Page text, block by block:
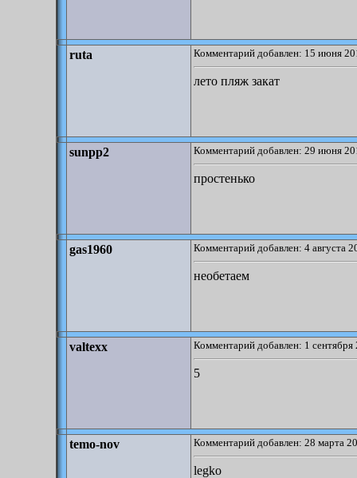
ruta Комментарий добавлен: 15 июня
лето пляж закат
sunpp2 Комментарий добавлен: 29 июня
простенько
gas1960 Комментарий добавлен: 4 августа
необетаем
valtexx Комментарий добавлен: 1
5
temo-nov Комментарий добавлен: 28 марта
legko